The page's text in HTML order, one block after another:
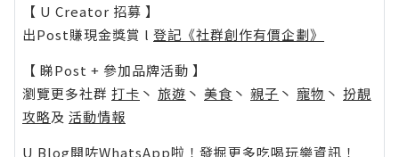
【 U Creator 招募 】
出Post賺現金獎賞 l 登記《社群創作有價企劃》
【 睇Post + 參加品牌活動 】
瀏覽更多社群 打卡 丶 旅遊 丶 美食 丶 親子 丶 寵物 丶 扮靚
攻略及 活動情報
U Blog開咗WhatsApp啦！發掘更多吃喝玩樂資訊！